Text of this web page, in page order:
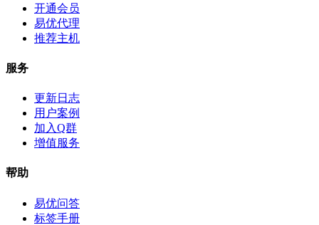
开通会员
易优代理
推荐主机
服务
更新日志
用户案例
加入Q群
增值服务
帮助
易优问答
标签手册